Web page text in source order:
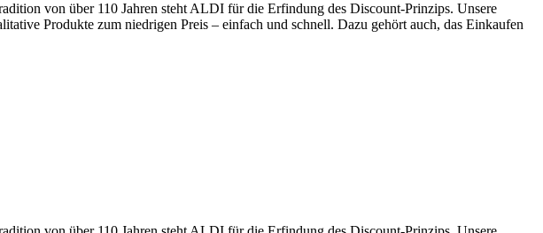
von über 110 Jahren steht ALDI für die Erfindung des Discount-Prinzips. Unsere
Produkte zum niedrigen Preis – einfach und schnell. Dazu gehört auch, das Einkaufen